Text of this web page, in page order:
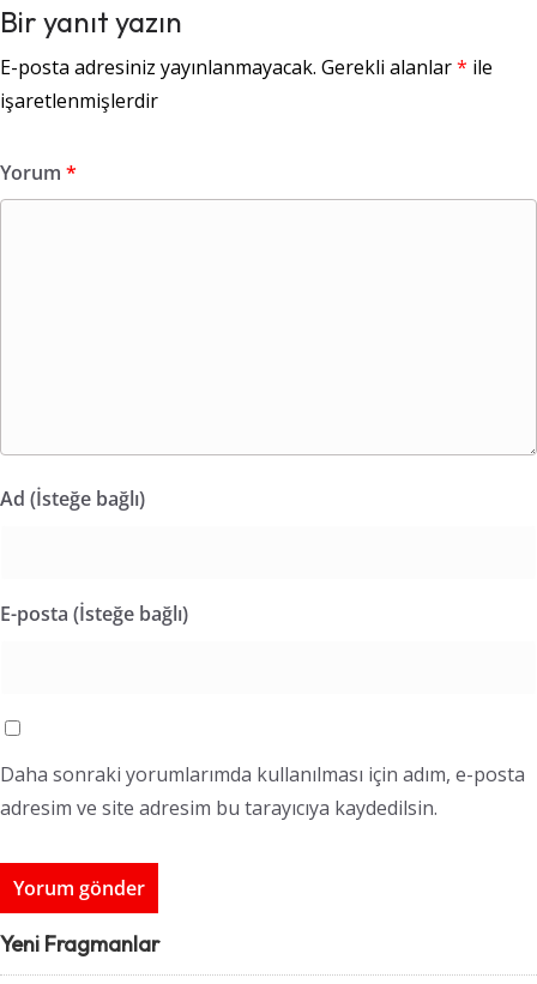
Bir yanıt yazın
E-posta adresiniz yayınlanmayacak. Gerekli alanlar* ile
işaretlenmişlerdir
Yorum *
Ad (İsteğe bağlı)
E-posta (İsteğe bağlı)
Daha sonraki yorumlarımda kullanılması için adım, e-posta
adresim ve site adresim bu tarayıcıya kaydedilsin.
Yeni Fragmanlar